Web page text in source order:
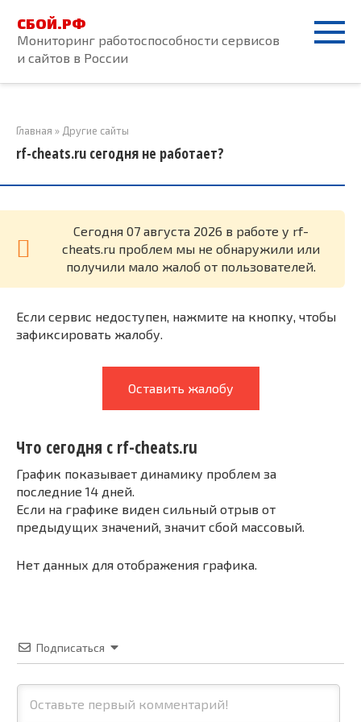
контенту
СБОЙ.РФ
Мониторинг работоспособности сервисов
и сайтов в России
Главная » Другие сайты
rf-cheats.ru сегодня не работает?
Cегодня 07 августа 2026 в работе у rf-
cheats.ru проблем мы не обнаружили или
получили мало жалоб от пользователей.
Если сервис недоступен, нажмите на кнопку, чтобы
зафиксировать жалобу.
Оставить жалобу
Что сегодня с rf-cheats.ru
График показывает динамику проблем за
последние 14 дней.
Если на графике виден сильный отрыв от
предыдущих значений, значит сбой массовый.
Нет данных для отображения графика.
Подписаться